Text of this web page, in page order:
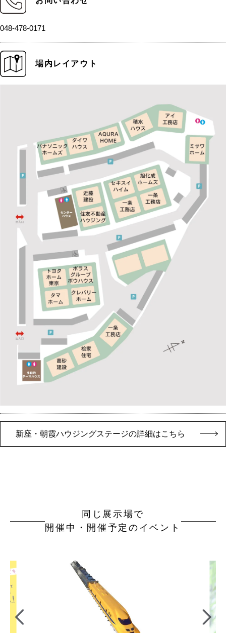
048-478-0171
場内レイアウト
新座・朝霞ハウジングステージの詳細はこちら
同じ展示場で
開催中・開催予定のイベント